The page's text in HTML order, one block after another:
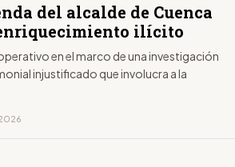
del alcalde de Cuenca
ilícito
en el marco de una investigación
injustificado que involucra a la